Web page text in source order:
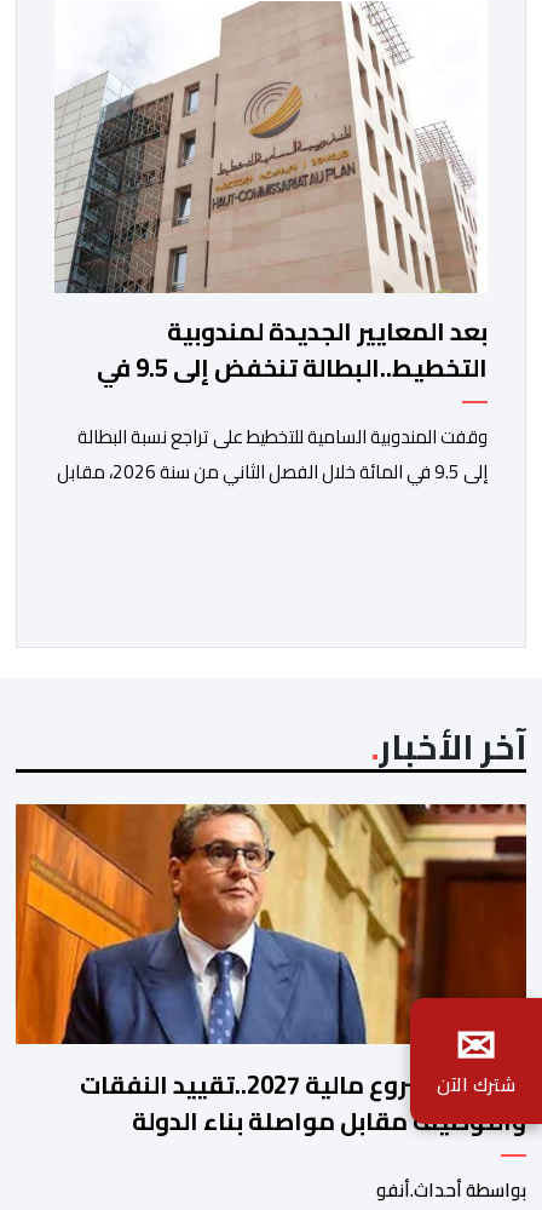
والسائقون المهنيون، على حد سواء، يواجهون ضغوطا
اقتصادية غير مسبوقة نتيجة الارتفاع المستمر في كلفة
العملية النقلية، حيث […]
بعد المعايير الجديدة لمندوبية
التخطيط..البطالة تنخفض إلى 9.5 في
المائة
وقفت المندوبية السامية للتخطيط على تراجع نسبة البطالة
إلى 9.5 في المائة خلال الفصل الثاني من سنة 2026، مقابل
آخر الأخبار
ملامح مشروع مالية 2027..تقييد النفقات
والتوظيف مقابل مواصلة بناء الدولة
الاجتماعية والاستثمار
بواسطة أحداث.أنفو
✉
شترك الآن